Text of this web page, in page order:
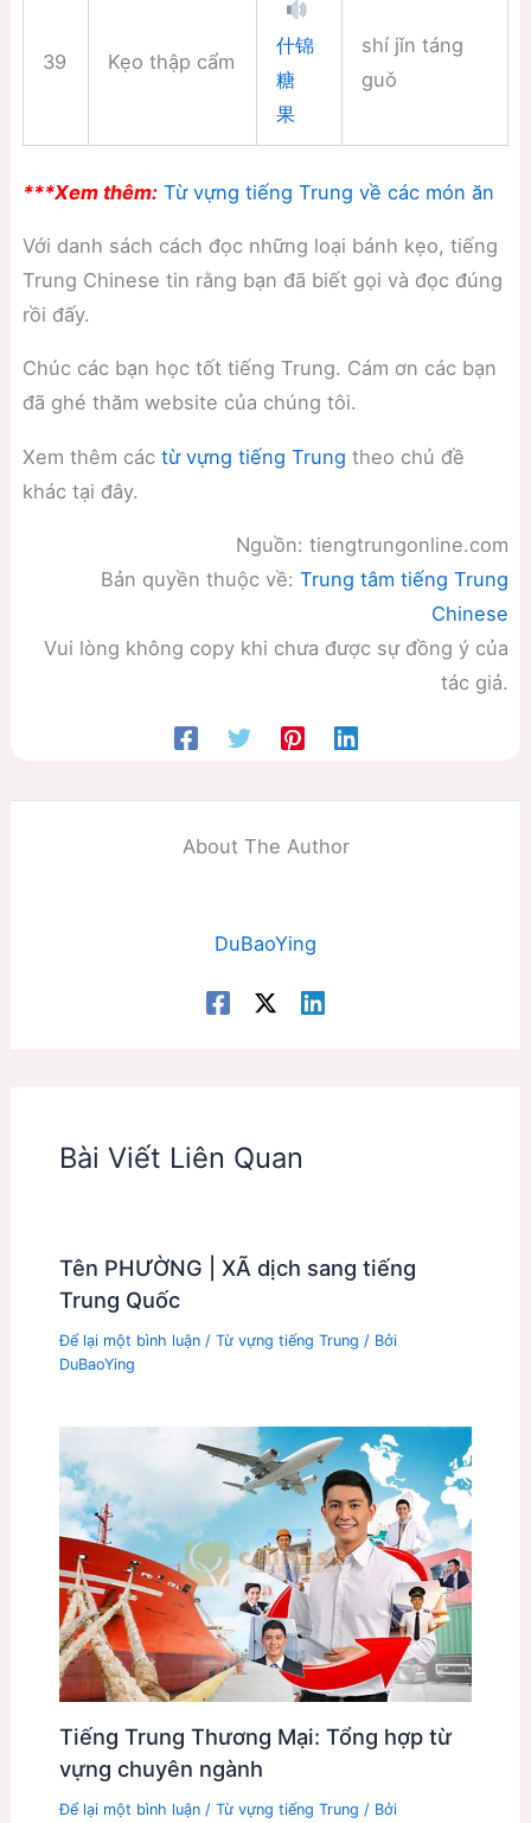
39 Kẹo thập cẩm
什锦
糖
果
shí jǐn táng
guǒ
***Xem thêm: Từ vựng tiếng Trung về các món ăn
Với danh sách cách đọc những loại bánh kẹo, tiếng
Trung Chinese tin rằng bạn đã biết gọi và đọc đúng
rồi đấy.
Chúc các bạn học tốt tiếng Trung. Cám ơn các bạn
đã ghé thăm website của chúng tôi.
Xem thêm các từ vựng tiếng Trung theo chủ đề
khác tại đây.
Nguồn: tiengtrungonline.com
Bản quyền thuộc về:Trung tâm tiếng Trung
Chinese
Vui lòng không copy khi chưa được sự đồng ý của
tác giả.
About The Author
DuBaoYing
Bài Viết Liên Quan
Tên PHƯỜNG | XÃ dịch sang tiếng
Trung Quốc
Để lại một bình luận / Từ vựng tiếng Trung / Bởi
DuBaoYing
Tiếng Trung Thương Mại: Tổng hợp từ
vựng chuyên ngành
Để lại một bình luận / Từ vựng tiếng Trung / Bởi